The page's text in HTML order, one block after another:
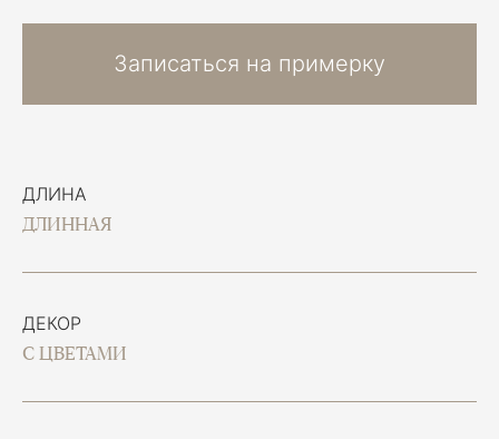
ДЛИНА
ДЛИННАЯ
ДЕКОР
С ЦВЕТАМИ
Записаться на примерку